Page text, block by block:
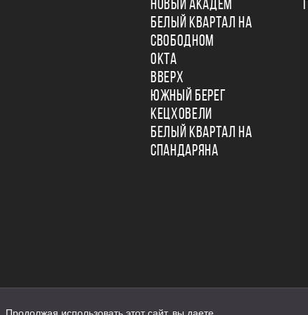
НОВЫЙ АКАДЕМ
БЕЛЫЙ КВАРТАЛ НА
СВОБОДНОМ
ОКТА
ВВЕРХ
ЮЖНЫЙ БЕРЕГ
КЕЦХОВЕЛИ
БЕЛЫЙ КВАРТАЛ НА
СПАНДАРЯНА